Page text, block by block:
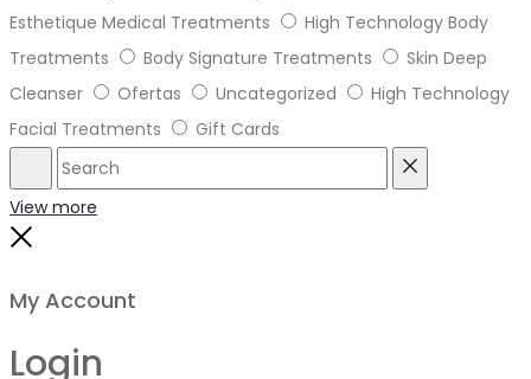
Esthetique Medical Treatments
High Technology Body
Treatments
Body Signature Treatments
Skin Deep
Cleanser
Ofertas Uncategorized
High Technology
Facial Treatments
Gift Cards
Search
View more
My Account
Login